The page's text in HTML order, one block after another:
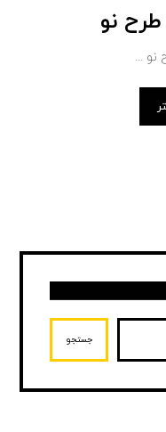
نو
...
جستجو